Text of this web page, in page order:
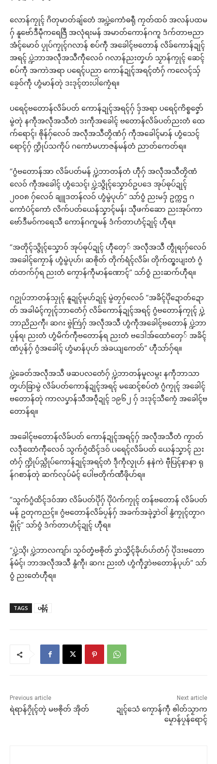
လောန်ကၠုၚ် ဂိတုမာတ်ချ်တေံ အပ္ဍဲကောံဓရီု ကၠတ်ထဝ် အလန်ပထမ
ဂှ် နူဗော်ဒဳမဵုကရေဇြဳ အလုံရးမန် အမာတ်ကောန်ဂကူ ဒံက်တာဗညာ
အံၚ်မောဝ် ပၠုပ်ကၠုၚ်ဂလာန် စပ်ကဵု အခေါၚ်ဗတောန် လိခ်ကောန်ဍုၚ်
အရၚ် ပ္ဍဲဘာအလဵုအသဳကီုလေဝ် ဂလာန်ညးတၞဟ် သၟာန်ကၠုၚ် ဆေၚ်
စပ်ကဵု အကာဲအရာ ပရေၚ်ပညာ ကောန်ဍုၚ်အရၚ်တံဂှ် ကလေၚ်သှ်
ခၠေဝ်ကဵု ဟွံမာန်တုဲ ဒးဒုၚ်တးပါဲကၠေံရ။
ပရေၚ်ဗတောန်လိခ်ပတ် ကောန်ဍုၚ်အရၚ်ဂှ် ဒှ်အရာ ပရေၚ်ကိစ္စဇၞော်
မွဲတုဲ နကဵုအလဵုအသဳတံ ဒးကဵုအခေါၚ် ဗတောန်လိခ်ပတ်ညးတံ ထေ
က်ရောၚ်၊ ၜိုန်ဂှ်လေဝ် အလဵုအသဳတၟိဏံဂှ် ကဵုအခေါၚ်မာန် ဟွံသေၚ်
ရောၚ်ဂှ် က္ဍိုပ်သကိုပ် ဂကောံမဟာဇန်မန်တံ ညာတ်ကေတ်ရ။
“ဂွံဗတောန်အာ လိခ်ပတ်မန် ပ္ဍဲဘာတန်တံ ဟီုဂှ် အလဵုအသဳတၟိဏံ
လေဝ် ကဵုအခေါၚ် ဟွံသေၚ်၊ ပ္ဍဲသ္ဇိုၚ်သၞောဝ်ဥပဒေ အုပ်ဓုပ်ဍုၚ်
၂၀၀၈ ဂှ်လေဝ် ချူဒတန်လဝ် ဟွံမွဲပုဟ်” သာ်ဝွံ ညးမဒှ် ဥက္ကဌ ဂ
ကောံပံၚ်ကောံ လိက်ပတ်ယေန်သၞာၚ်မန်၊ သီုဖက်ဆော ညးအုပ်ကာ
ဗော်ဒဳမဝ်ကရေသဳ ကောန်ဂကူမန် ဒံက်တာဟံၚ်ဍုၚ် ဟီုရ။
“အတိုၚ်သ္ဇိုၚ်သၞောဝ် အုပ်ဓုပ်ဍုၚ် ဟီုတှေ် အလဵုအသဳ တွဵုရးဂှ်လေဝ်
အခေါၚ်ကၠောန် ဟွံမွဲပုဟ်၊ ဆၜိုတ် တိုက်ရံၚ်လိခ်၊ တိုက်ထ္ၜးပျးတံ ဂွံ
တဴတက်ဂှ်ရ ညးတံ ကၠောန်ကဵုမာန်ဏောၚ်” သာ်ဝွံ ညးဆက်ဟီုရ။
ဂဥုပ်ဘာတန်သၠုၚ် နူဍုၚ်မုဟ်ဍုၚ် မွဲတၠဂှ်လေဝ် “အခိၚ်ပိုဲဍောတ်ဍော
တ် အခါမံၚ်ကၠုၚ်ဘာတေံဂှ် လိခ်ကောန်ဍုၚ်အရၚ် ဂွံဗတောန်ကၠုၚ် ပ္ဍဲ
ဘာညိညကီု၊ ဆဂး ဗွဲကြဴဂှ် အလဵုအသဳ ဟွံကဵုအခေါၚ်ဗတောန် ပ္ဍဲဘာ
ပၠန်ရ၊ ညးတံ ဟွံမိက်ကဵုဗတောန်ရ ညးတံ ဗဒေါအ်ထောံတှေ် အခိၚ်
ဏံပၠန်ဂှ် ဂွံအခေါၚ် ဟွံမာန်ပုဟ် အဲခယျကေတ်” ဟီုသာ်ဂှ်ရ။
ပ္ဍဲခေတ်အလဵုအသဳ ဖဆပလတေံဂှ် ပ္ဍဲဘာတန်မူလမ္ဂး နကဵုဘာသာ
တၞဟ်ခြာမွဲ လိခ်ပတ်ကောန်ဍုၚ်အရၚ် မဆေၚ်စပ်တံ ဂွံကၠုၚ် အခေါၚ်
ဗတောန်တုဲ ကာလပၞာန်သီအဝဵုဍုၚ် ၁၉၆၂ ဂှ် ဒးဒုၚ်သီကၠေံ အခေါၚ်ဗ
တောန်ရ။
အခေါၚ်ဗတောန်လိခ်ပတ် ကောန်ဍုၚ်အရၚ်ဂှ် အလဵုအသဳတံ ကၟာတ်
လဒဵုထောံကီုလေဝ် သွက်ဂွံထိၚ်ဒဝ် ပရေၚ်လိခ်ပတ် ယေန်သၞာၚ် ညး
တံဂှ် က္ဍိုပ်သ္ကိုပ်ကောန်ဍုၚ်အရၚ်တံ ဒဵုကဵုလၟုဟ် နနဲကဲ ဗီုပြၚ်နာနာ ရု
န်ဂစာန်တုဲ ဆက်လုပ်မံၚ် ပေါဲဗတိုက်ဏီဖိုဟ်ရ။
“သွက်ဂွံထိၚ်ဒဝ်အာ လိခ်ပတ်ပိုဲဂှ် ပိုဲပံက်ကၠုၚ် တန်ဗတောန် လိခ်ပတ်
မန် ဥတုကညၚ်။ ဂွံဗတောန်လိခ်ပၠန်ဂှ် အခက်အခုဲဒၞာဲဝါဲ နွံကၠုၚ်တၟာဂ
မၠိုၚ်” သာ်ဝွံ ဒံက်တာဟံၚ်ဍုၚ် ဟီုရ။
“ပ္ဍဲသ္ၚိ၊ ပ္ဍဲဘာလကျာ်၊ သၟဝ်တၞံဗၜိုတ် ဒၞာဲသၞိၚ်ခိုဟ်ဟ်တံဂှ် ပိုဲဒးဗတော
န်မံၚ်၊ ဘာအလဵုအသဳ နွံကီု၊ ဆဂး ညးတံ ဟွံကဵုဒၞာဲဗတောန်ပုဟ်” သာ်
ဝွံ ညးတေံဟီုရ။
TAGS ပရိုၚ်
Previous article
ရဲရာန်ဂၠိုၚ်တုဲ မဗၜိုတ် အိုတ်
Next article
ဍုၚ်သေံ ကၠောန်ကဵု ၜါတ်သၟာက
မၠောန်ပၠန်ရောၚ်